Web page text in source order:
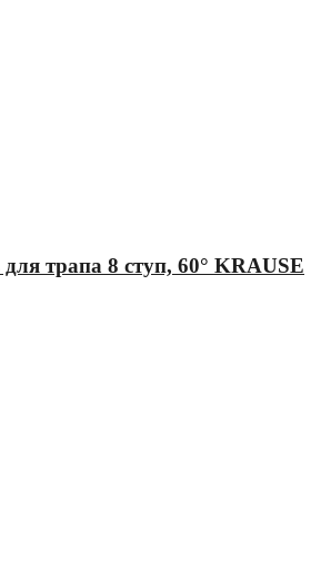
трапа 8 ступ, 60° KRAUSE